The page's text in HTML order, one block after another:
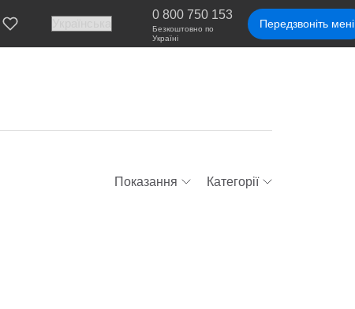
0 800 750 153
Безкоштовно по
Україні
Передзвоніть мені
Показання Категорії